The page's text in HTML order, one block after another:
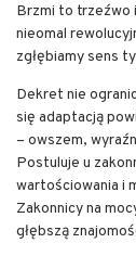
Brzmi to trzeźwo
nieomal
zgłębiamy sens
Dekret nie
się adaptacją
– owszem,
Postuluje u
wartościowania i
Zakonnicy na
głębszą